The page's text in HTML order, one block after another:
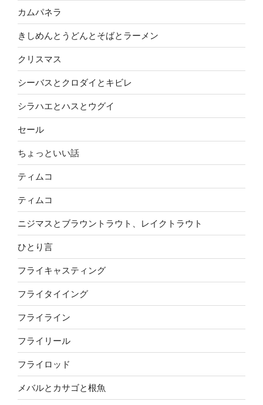
カムパネラ
きしめんとうどんとそばとラーメン
クリスマス
シーバスとクロダイとキビレ
シラハエとハスとウグイ
セール
ちょっといい話
ティムコ
ティムコ
ニジマスとブラウントラウト、レイクトラウト
ひとり言
フライキャスティング
フライタイイング
フライライン
フライリール
フライロッド
メバルとカサゴと根魚